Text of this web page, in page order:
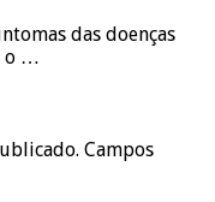
das doenças
o …
Campos